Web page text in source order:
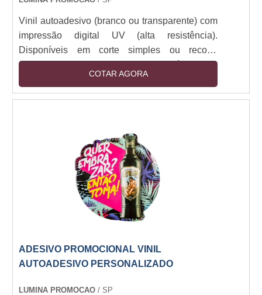
Vinil autoadesivo (branco ou transparente) com
impressão digital UV (alta resistência).
Disponíveis em corte simples ou recorte
especial (plotter). Camada removível sem
resíduos. Resistência a intempéries (6+ meses
outdoor). Espessuras: 80-150 micra. Aplicação
COTAR AGORA
ADESIVO PROMOCIONAL VINIL
AUTOADESIVO PERSONALIZADO
LUMINA PROMOCAO / SP